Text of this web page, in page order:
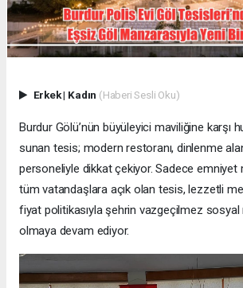
Erkek| Kadın (Haberi Sesli Oku)
Burdur Gölü’nün büyüleyici maviliğine karşı
sunan tesis; modern restoranı, dinlenme
personeliyle dikkat çekiyor. Sadece emniyet
tüm vatandaşlara açık olan tesis, lezzetli
fiyat politikasıyla şehrin vazgeçilmez sosyal
olmaya devam ediyor.